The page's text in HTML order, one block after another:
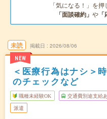
「気になる！」を
「面談確約」 や
未読
NEW
掲載日 2026/08/06
＜医療行為はナシ＞
のチェックなど
職種未経験OK 交通費別途支給
派遣